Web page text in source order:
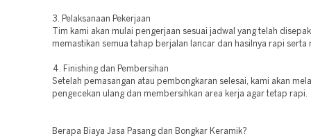
3. Pelaksanaan Pekerjaan
Tim kami akan mulai pengerjaan sesuai jadwal yang telah
memastikan semua tahap berjalan lancar dan hasilnya rapi serta
4. Finishing dan Pembersihan
Setelah pemasangan atau pembongkaran selesai, kami akan
pengecekan ulang dan membersihkan area kerja agar tetap rapi.
Berapa Biaya Jasa Pasang dan Bongkar Keramik?